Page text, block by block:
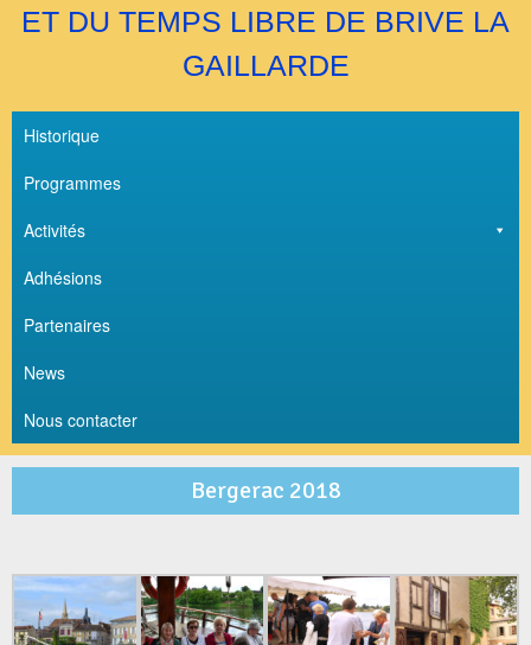
ET DU TEMPS LIBRE DE BRIVE LA
GAILLARDE
Historique
Programmes
Activités
Adhésions
Partenaires
News
Nous contacter
Bergerac 2018